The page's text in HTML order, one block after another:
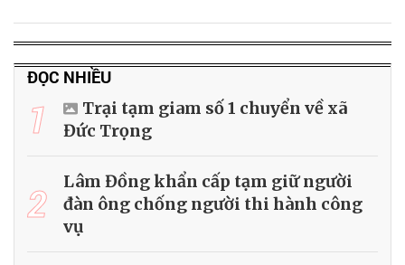
ĐỌC NHIỀU
1
Trại tạm giam số 1 chuyển về xã
Đức Trọng
2
Lâm Đồng khẩn cấp tạm giữ người
đàn ông chống người thi hành công
vụ